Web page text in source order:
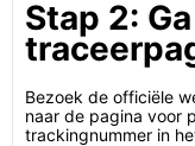
Stap 2:
Bezoek de officiële
naar de pagina voor
trackingnummer in